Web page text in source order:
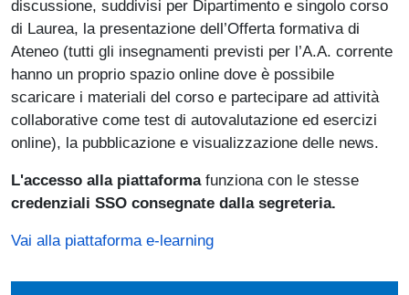
discussione, suddivisi per Dipartimento e singolo corso
di Laurea, la presentazione dell’Offerta formativa di
Ateneo (tutti gli insegnamenti previsti per l’A.A. corrente
hanno un proprio spazio online dove è possibile
scaricare i materiali del corso e partecipare ad attività
collaborative come test di autovalutazione ed esercizi
online), la pubblicazione e visualizzazione delle news.
L'accesso alla piattaforma funziona con le stesse
credenziali SSO consegnate dalla segreteria.
Vai alla piattaforma e-learning